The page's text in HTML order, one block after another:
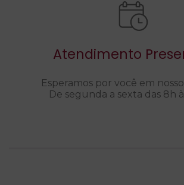
Atendimento
Esperamos por você em
De segunda a sexta das 8h